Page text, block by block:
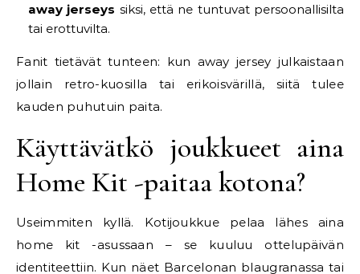
away jerseys siksi, että ne tuntuvat persoonallisilta
tai erottuvilta.
Fanit tietävät tunteen: kun away jersey julkaistaan
jollain retro-kuosilla tai erikoisvärillä, siitä tulee
kauden puhutuin paita.
Käyttävätkö joukkueet aina
Home Kit -paitaa kotona?
Useimmiten kyllä. Kotijoukkue pelaa lähes aina
home kit -asussaan – se kuuluu ottelupäivän
identiteettiin. Kun näet Barcelonan blaugranassa tai